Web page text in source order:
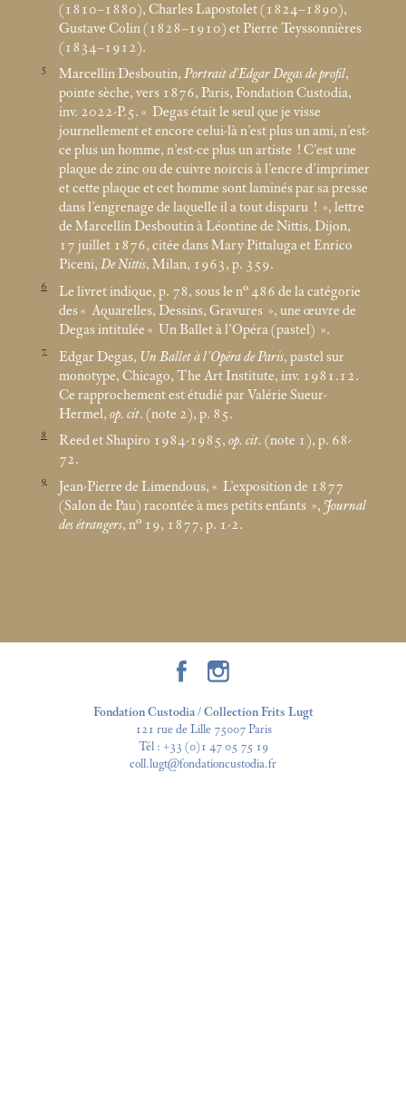
(1810–1880), Charles Lapostolet (1824–1890),
Gustave Colin (1828–1910) et Pierre Teyssonnières
(1834–1912).
5 Marcellin Desboutin, Portrait d’Edgar Degas de profil,
pointe sèche, vers 1876, Paris, Fondation Custodia,
inv. 2022-P.5. « Degas était le seul que je visse
journellement et encore celui-là n’est plus un ami, n’est-
ce plus un homme, n’est-ce plus un artiste ! C’est une
plaque de zinc ou de cuivre noircis à l’encre d’imprimer
et cette plaque et cet homme sont laminés par sa presse
dans l’engrenage de laquelle il a tout disparu ! », lettre
de Marcellin Desboutin à Léontine de Nittis, Dijon,
17 juillet 1876, citée dans Mary Pittaluga et Enrico
Piceni, De Nittis, Milan, 1963, p. 359.
6
Le livret indique, p. 78, sous le n° 486 de la catégorie
des « Aquarelles, Dessins, Gravures », une œuvre de
Degas intitulée « Un Ballet à l’Opéra (pastel) ».
7 Edgar Degas, Un Ballet à l’Opéra de Paris, pastel sur
monotype, Chicago, The Art Institute, inv. 1981.12.
Ce rapprochement est étudié par Valérie Sueur-
Hermel, op. cit. (note 2), p. 85.
8 Reed et Shapiro 1984-1985, op. cit. (note 1), p. 68-
72.
9 Jean-Pierre de Limendous, « L’exposition de 1877
(Salon de Pau) racontée à mes petits enfants », Journal
des étrangers, n° 19, 1877, p. 1-2.
Fondation Custodia / Collection Frits Lugt
121 rue de Lille 75007 Paris
Tél : +33 (0)1 47 05 75 19
coll.lugt@fondationcustodia.fr